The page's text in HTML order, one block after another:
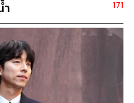
คง
ประจำกองไลฟ์สไตล์
171